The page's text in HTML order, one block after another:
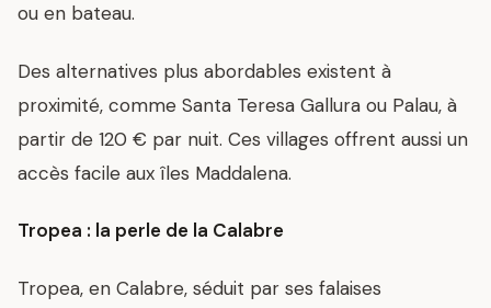
ou en bateau.
Des alternatives plus abordables existent à
proximité, comme Santa Teresa Gallura ou Palau, à
partir de 120 € par nuit. Ces villages offrent aussi un
accès facile aux îles Maddalena.
Tropea : la perle de la Calabre
Tropea, en Calabre, séduit par ses falaises